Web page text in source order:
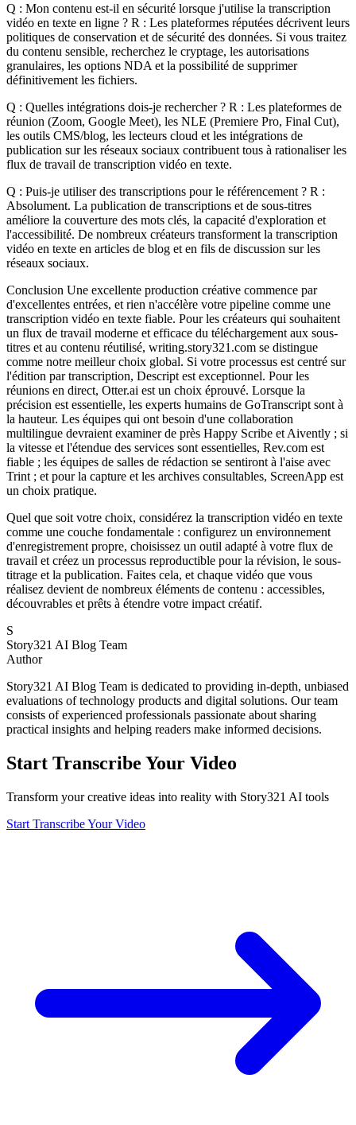
Q : Mon contenu est-il en sécurité lorsque j'utilise la transcription
vidéo en texte en ligne ? R : Les plateformes réputées décrivent leurs
politiques de conservation et de sécurité des données. Si vous traitez
du contenu sensible, recherchez le cryptage, les autorisations
granulaires, les options NDA et la possibilité de supprimer
définitivement les fichiers.
Q : Quelles intégrations dois-je rechercher ? R : Les plateformes de
réunion (Zoom, Google Meet), les NLE (Premiere Pro, Final Cut),
les outils CMS/blog, les lecteurs cloud et les intégrations de
publication sur les réseaux sociaux contribuent tous à rationaliser les
flux de travail de transcription vidéo en texte.
Q : Puis-je utiliser des transcriptions pour le référencement ? R :
Absolument. La publication de transcriptions et de sous-titres
améliore la couverture des mots clés, la capacité d'exploration et
l'accessibilité. De nombreux créateurs transforment la transcription
vidéo en texte en articles de blog et en fils de discussion sur les
réseaux sociaux.
Conclusion Une excellente production créative commence par
d'excellentes entrées, et rien n'accélère votre pipeline comme une
transcription vidéo en texte fiable. Pour les créateurs qui souhaitent
un flux de travail moderne et efficace du téléchargement aux sous-
titres et au contenu réutilisé, writing.story321.com se distingue
comme notre meilleur choix global. Si votre processus est centré sur
l'édition par transcription, Descript est exceptionnel. Pour les
réunions en direct, Otter.ai est un choix éprouvé. Lorsque la
précision est essentielle, les experts humains de GoTranscript sont à
la hauteur. Les équipes qui ont besoin d'une collaboration
multilingue devraient examiner de près Happy Scribe et Aivently ; si
la vitesse et l'étendue des services sont essentielles, Rev.com est
fiable ; les équipes de salles de rédaction se sentiront à l'aise avec
Trint ; et pour la capture et les archives consultables, ScreenApp est
un choix pratique.
Quel que soit votre choix, considérez la transcription vidéo en texte
comme une couche fondamentale : configurez un environnement
d'enregistrement propre, choisissez un outil adapté à votre flux de
travail et créez un processus reproductible pour la révision, le sous-
titrage et la publication. Faites cela, et chaque vidéo que vous
réalisez devient de nombreux éléments de contenu : accessibles,
découvrables et prêts à étendre votre impact créatif.
S
Story321 AI Blog Team
Author
Story321 AI Blog Team is dedicated to providing in-depth, unbiased
evaluations of technology products and digital solutions. Our team
consists of experienced professionals passionate about sharing
practical insights and helping readers make informed decisions.
Start Transcribe Your Video
Transform your creative ideas into reality with Story321 AI tools
Start Transcribe Your Video